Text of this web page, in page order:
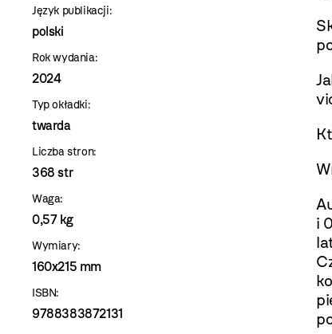
Język publikacji:
polski
Rok wydania:
2024
Typ okładki:
twarda
Liczba stron:
368 str
Waga:
0,57 kg
Wymiary:
160x215 mm
ISBN:
9788383872131
i